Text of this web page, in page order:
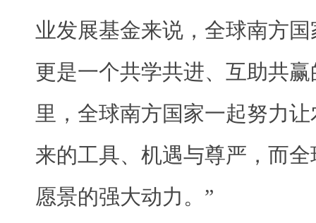
业发展基金来说，全球南方
更是一个共学共进、互助共
里，全球南方国家一起努力
来的工具、机遇与尊严，而
愿景的强大动力。”